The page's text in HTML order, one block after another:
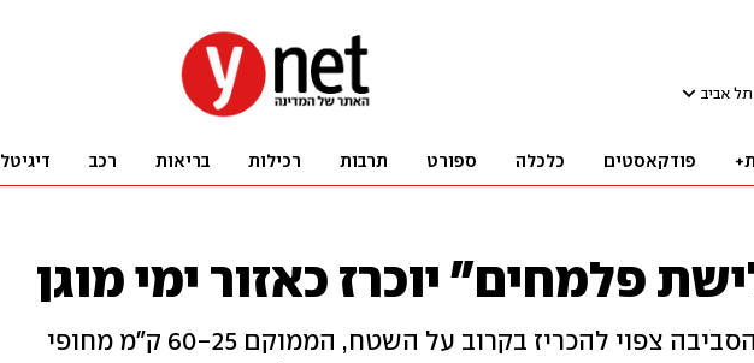
תל אביב
פודקאסטים כלכלה ספורט תרבות רכילות בריאות רכב דיגיטל
פלמחים" יוכרז כאזור ימי מוגן
המשרד להגנת הסביבה צפוי להכריז בקרוב על השטח, הממוקם 60-25 ק"מ מחופי